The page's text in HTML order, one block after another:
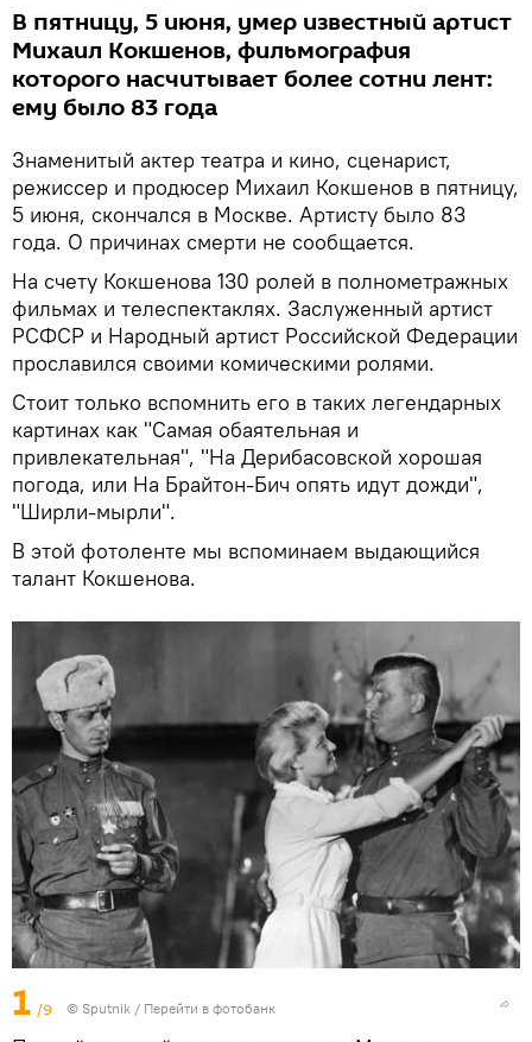
В пятницу, 5 июня, умер известный артист
Михаил Кокшенов, фильмография
которого насчитывает более сотни лент:
ему было 83 года
Знаменитый актер театра и кино, сценарист,
режиссер и продюсер Михаил Кокшенов в пятницу,
5 июня, скончался в Москве. Артисту было 83
года. О причинах смерти не сообщается.
На счету Кокшенова 130 ролей в полнометражных
фильмах и телеспектаклях. Заслуженный артист
РСФСР и Народный артист Российской Федерации
прославился своими комическими ролями.
Стоит только вспомнить его в таких легендарных
картинах как "Самая обаятельная и
привлекательная", "На Дерибасовской хорошая
погода, или На Брайтон-Бич опять идут дожди",
"Ширли-мырли".
В этой фотоленте мы вспоминаем выдающийся
талант Кокшенова.
1 /9 © Sputnik / Перейти в фотобанк